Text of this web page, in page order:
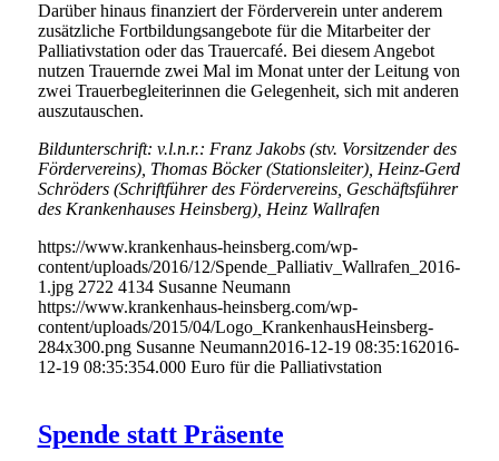
Darüber hinaus finanziert der Förderverein unter anderem
zusätzliche Fortbildungsangebote für die Mitarbeiter der
Palliativstation oder das Trauercafé. Bei diesem Angebot
nutzen Trauernde zwei Mal im Monat unter der Leitung von
zwei Trauerbegleiterinnen die Gelegenheit, sich mit anderen
auszutauschen.
Bildunterschrift: v.l.n.r.: Franz Jakobs (stv. Vorsitzender des
Fördervereins), Thomas Böcker (Stationsleiter), Heinz-Gerd
Schröders (Schriftführer des Fördervereins, Geschäftsführer
des Krankenhauses Heinsberg), Heinz Wallrafen
https://www.krankenhaus-heinsberg.com/wp-
content/uploads/2016/12/Spende_Palliativ_Wallrafen_2016-
1.jpg 2722 4134 Susanne Neumann
https://www.krankenhaus-heinsberg.com/wp-
content/uploads/2015/04/Logo_KrankenhausHeinsberg-
284x300.png Susanne Neumann2016-12-19 08:35:162016-
12-19 08:35:354.000 Euro für die Palliativstation
Spende statt Präsente